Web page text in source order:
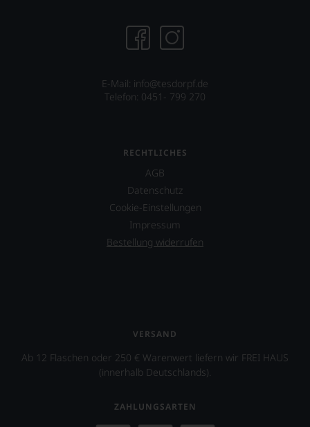
E-Mail: info@tesdorpf.de
Telefon: 0451- 799 270
RECHTLICHES
AGB
Datenschutz
Cookie-Einstellungen
Impressum
Bestellung widerrufen
VERSAND
Ab 12 Flaschen oder 250 € Warenwert liefern wir FREI HAUS
(innerhalb Deutschlands).
ZAHLUNGSARTEN